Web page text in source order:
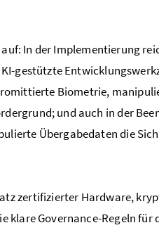
In der Implementierung
gestützte
Biometrie,
und auch in der
Übergabedaten die
zertifizierter Hardware,
Governance-Regeln für